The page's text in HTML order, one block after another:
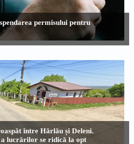
permisului pentru
între Hârlău și Deleni.
lucrărilor se ridică la opt